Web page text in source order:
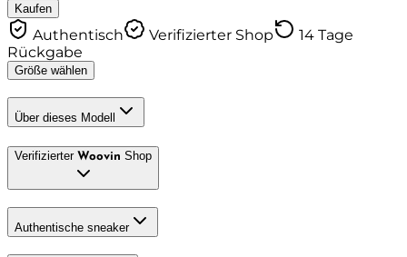
Kaufen
Authentisch Verifizierter Shop
14 Tage
Rückgabe
Größe wählen
Über dieses Modell
Verifizierter Woovin Shop
Authentische sneaker